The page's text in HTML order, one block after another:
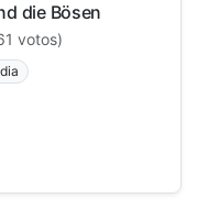
die Bösen
votos)